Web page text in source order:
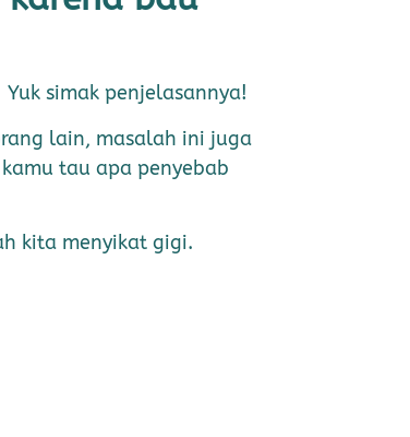
Yuk simak penjelasannya!
lain, masalah ini juga
tau apa penyebab
kita menyikat gigi.